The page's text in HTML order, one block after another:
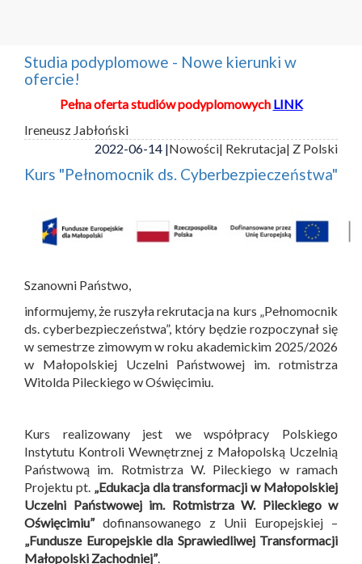
Studia podyplomowe - Nowe kierunki w
ofercie!
Pełna oferta studiów podyplomowych LINK
Ireneusz Jabłoński
2022-06-14 |Nowości| Rekrutacja| Z Polski
Kurs "Pełnomocnik ds. Cyberbezpieczeństwa"
Szanowni Państwo,
informujemy, że ruszyła rekrutacja na kurs „Pełnomocnik
ds. cyberbezpieczeństwa”, który będzie rozpoczynał się
w semestrze zimowym w roku akademickim 2025/2026
w Małopolskiej Uczelni Państwowej im. rotmistrza
Witolda Pileckiego w Oświęcimiu.
Kurs realizowany jest we współpracy Polskiego
Instytutu Kontroli Wewnętrznej z Małopolską Uczelnią
Państwową im. Rotmistrza W. Pileckiego w ramach
Projektu pt. „Edukacja dla transformacji w Małopolskiej
Uczelni Państwowej im. Rotmistrza W. Pileckiego w
Oświęcimiu”dofinansowanego z Unii Europejskiej –
„Fundusze Europejskie dla Sprawiedliwej Transformacji
Małopolski Zachodniej”.